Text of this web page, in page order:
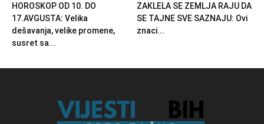
HOROSKOP OD 10. DO
17.AVGUSTA: Velika
dešavanja, velike promene,
susret sa...
ZAKLELA SE ZEMLJA RAJU DA
SE TAJNE SVE SAZNAJU: Ovi
znaci...